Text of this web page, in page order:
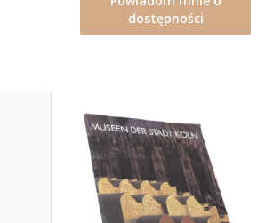
dostępności